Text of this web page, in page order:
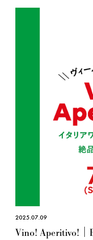
2025.07.09
Vino! Aperitivo!｜